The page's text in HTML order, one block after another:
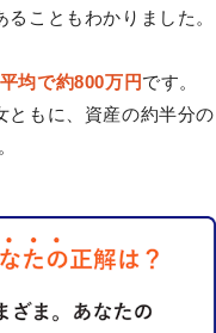
こともわかりました。
均で約800万円です。
ともに、資産の約半分の